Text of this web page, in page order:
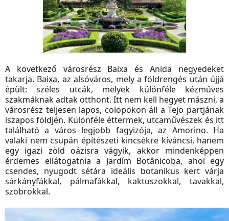
A következő városrész Baixa és Anida negyedeket
takarja. Baixa, az alsóváros, mely a földrengés után újjá
épült: széles utcák, melyek különféle kézműves
szakmáknak adtak otthont. Itt nem kell hegyet mászni, a
városrész teljesen lapos, cölöpökön áll a Tejo partjának
iszapos földjén. Különféle éttermek, utcaművészek és itt
található a város legjobb fagyizója, az Amorino. Ha
valaki nem csupán építészeti kincsékre kíváncsi, hanem
egy igazi zöld oázisra vágyik, akkor mindenképpen
érdemes ellátogatnia a Jardím Botânicoba, ahol egy
csendes, nyugodt sétára ideális botanikus kert várja
sárkányfákkal, pálmafákkal, kaktuszokkal, tavakkal,
szobrokkal.